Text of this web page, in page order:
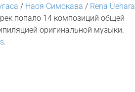
/ Наоя Симокава / Rena Uehara
попало 14 композиций общей
оригинальной музыки.
.